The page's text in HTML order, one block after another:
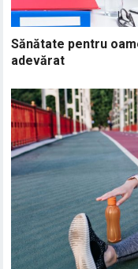
Sănătate pentru
adevărat